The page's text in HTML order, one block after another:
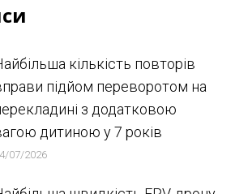
кількість повторів
підйом переворотом на
з додатковою
дитиною у 7 років
07/2026